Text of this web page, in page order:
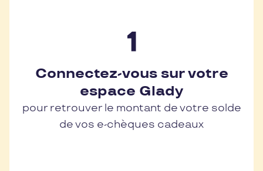
Connectez-vous sur votre
espace Glady
pour retrouver le montant de votre solde
de vos e-chèques cadeaux